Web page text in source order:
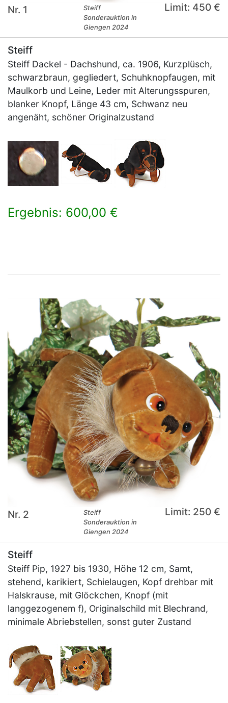
Nr. 1
Steiff
Sonderauktion in
Giengen 2024
Limit: 450 €
Steiff
Steiff Dackel - Dachshund, ca. 1906, Kurzplüsch,
schwarzbraun, gegliedert, Schuhknopfaugen, mit
Maulkorb und Leine, Leder mit Alterungsspuren,
blanker Knopf, Länge 43 cm, Schwanz neu
angenäht, schöner Originalzustand
Ergebnis: 600,00 €
Nr. 2
Steiff
Sonderauktion in
Giengen 2024
Limit: 250 €
Steiff
Steiff Pip, 1927 bis 1930, Höhe 12 cm, Samt,
stehend, karikiert, Schielaugen, Kopf drehbar mit
Halskrause, mit Glöckchen, Knopf (mit
langgezogenem f), Originalschild mit Blechrand,
minimale Abriebstellen, sonst guter Zustand